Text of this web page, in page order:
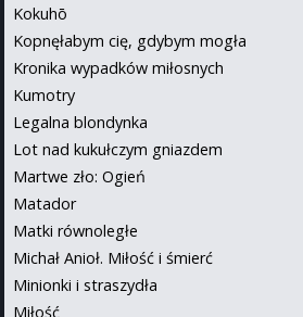
Kokuhō
Kopnęłabym cię, gdybym mogła
Kronika wypadków miłosnych
Kumotry
Legalna blondynka
Lot nad kukułczym gniazdem
Martwe zło: Ogień
Matador
Matki równoległe
Michał Anioł. Miłość i śmierć
Minionki i straszydła
Miłość